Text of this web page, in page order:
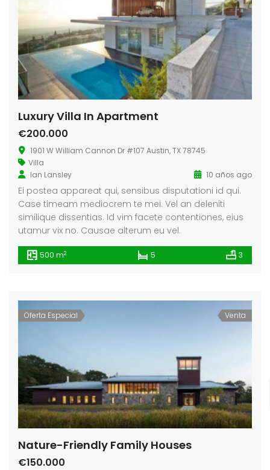
Luxury Villa In Apartment
€200.000
1901 W William Cannon Dr #107 Austin, TX 78745
Villa
Ian Lansley
10 años ago
Ei postea appareat qui, sensibus disputationi id qui.
Case timeam mediocrem te mei. Vel an deleniti
similique dissentias. Id vim facete contentiones, eius
utamur vix no. Causae alterum eu vel.
500 m2 5 3
Oferta Especial Venta
Nature-Friendly Family Houses
€150.000